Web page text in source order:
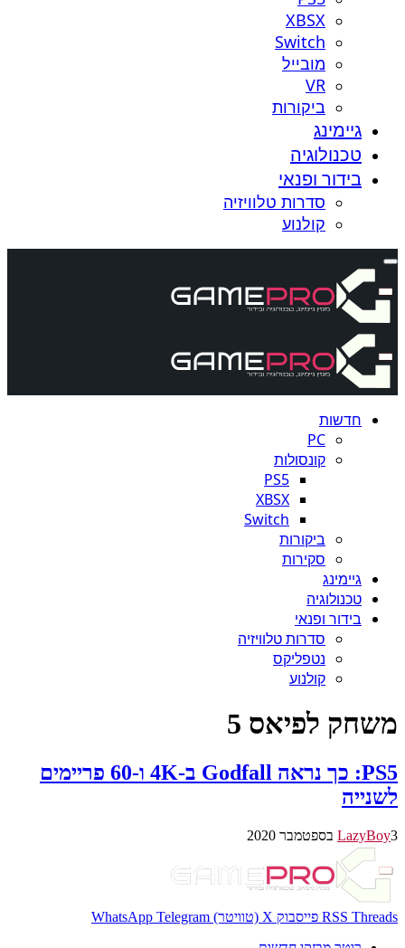
XBSX
Switch
מובייל
VR
ביקורות
גיימינג
טכנולוגיה
בידור ופנאי
סדרות טלוויזיה
קולנוע
חדשות
PC
קונסולות
PS5
XBSX
Switch
ביקורות
סקירות
גיימינג
טכנולוגיה
בידור ופנאי
סדרות טלוויזיה
נטפליקס
קולנוע
משחק לפיאס 5
PS5: כך נראה Godfall ב-4K ו-60 פריימים
לשנייה
LazyBoy3 בספטמבר 2020
RSS Threads פייסבוק X (טוויטר) WhatsApp Telegram